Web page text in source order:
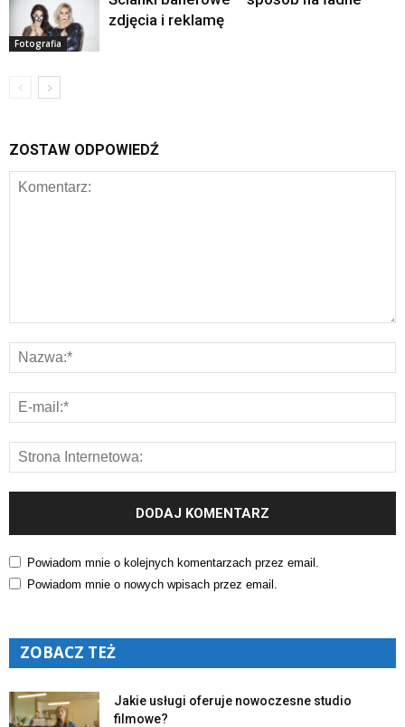
Fotografia
zdjęcia i reklamę
ZOSTAW ODPOWIEDŹ
Powiadom mnie o kolejnych komentarzach przez email.
Powiadom mnie o nowych wpisach przez email.
ZOBACZ TEŻ
Jakie usługi oferuje nowoczesne studio
filmowe?